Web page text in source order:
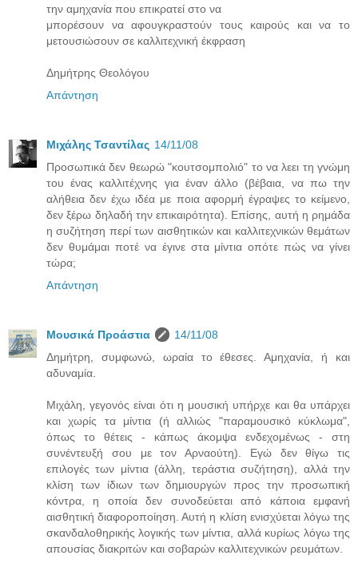
την αμηχανία που επικρατεί στο να
μπορέσουν να αφουγκραστούν τους καιρούς και να το
μετουσιώσουν σε καλλιτεχνική έκφραση
Δημήτρης Θεολόγου
Απάντηση
Μιχάλης Τσαντίλας 14/11/08
Προσωπικά δεν θεωρώ "κουτσομπολιό" το να λεει τη γνώμη
του ένας καλλιτέχνης για έναν άλλο (βέβαια, να πω την
αλήθεια δεν έχω ιδέα με ποια αφορμή έγραψες το κείμενο,
δεν ξέρω δηλαδή την επικαιρότητα). Επίσης, αυτή η ρημάδα
η συζήτηση περί των αισθητικών και καλλιτεχνικών θεμάτων
δεν θυμάμαι ποτέ να έγινε στα μίντια οπότε πώς να γίνει
τώρα;
Απάντηση
Μουσικά Προάστια
14/11/08
Δημήτρη, συμφωνώ, ωραία το έθεσες. Αμηχανία, ή και
αδυναμία.
Μιχάλη, γεγονός είναι ότι η μουσική υπήρχε και θα υπάρχει
και χωρίς τα μίντια (ή αλλιώς "παραμουσικό κύκλωμα",
όπως το θέτεις - κάπως άκομψα ενδεχομένως - στη
συνέντευξή σου με τον Αρναούτη). Εγώ δεν θίγω τις
επιλογές των μίντια (άλλη, τεράστια συζήτηση), αλλά την
κλίση των ίδιων των δημιουργών προς την προσωπική
κόντρα, η οποία δεν συνοδεύεται από κάποια εμφανή
αισθητική διαφοροποίηση. Αυτή η κλίση ενισχύεται λόγω της
σκανδαλοθηρικής λογικής των μίντια, αλλά κυρίως λόγω της
απουσίας διακριτών και σοβαρών καλλιτεχνικών ρευμάτων.